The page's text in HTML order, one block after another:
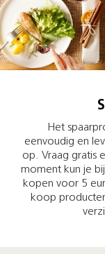
Het
eenvoudig en
op. Vraag gratis
moment kun je
kopen voor 5
koop